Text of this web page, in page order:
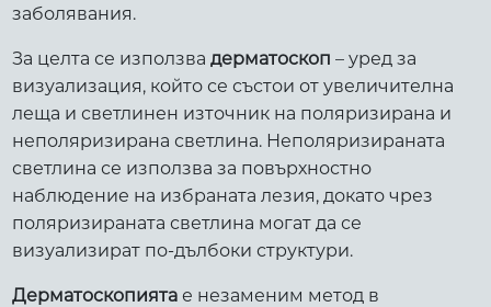
заболявания.
За целта се използвадерматоскоп– уред за
визуализация, който се състои от увеличителна
леща и светлинен източник на поляризирана и
неполяризирана светлина. Неполяризираната
светлина се използва за повърхностно
наблюдение на избраната лезия, докато чрез
поляризираната светлина могат да се
визуализират по-дълбоки структури.
Дерматоскопиятае незаменим метод в